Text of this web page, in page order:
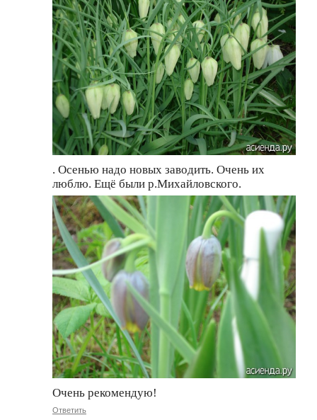
. Осенью надо новых заводить. Очень их
люблю. Ещё были р.Михайловского.
Очень рекомендую!
Ответить